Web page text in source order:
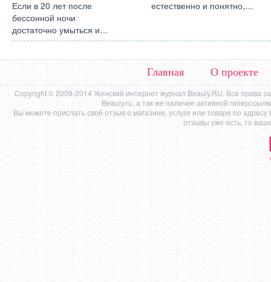
Если в 20 лет после
бессонной ночи
достаточно умыться и…
естественно и понятно,…
Главная О проекте
Copyright © 2009-2014 Женский интернет журнал Beauly.RU. Все права
Beauly.ru, а так же наличие активной
Вы можете прислать свой отзыв о магазине, услуге или товаре по адресу
отзывы уже есть, то